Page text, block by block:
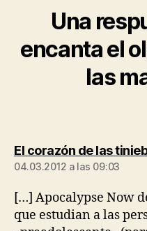
Una
encanta el
las
El corazón de las
04.03.2012 a las 09:03
[…] Apocalypse Now
que estudian a las